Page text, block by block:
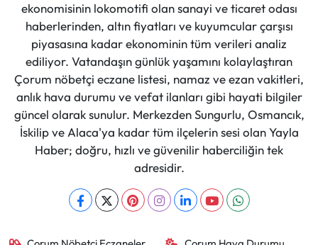
ekonomisinin lokomotifi olan sanayi ve ticaret odası
haberlerinden, altın fiyatları ve kuyumcular çarşısı
piyasasına kadar ekonominin tüm verileri analiz
ediliyor. Vatandaşın günlük yaşamını kolaylaştıran
Çorum nöbetçi eczane listesi, namaz ve ezan vakitleri,
anlık hava durumu ve vefat ilanları gibi hayati bilgiler
güncel olarak sunulur. Merkezden Sungurlu, Osmancık,
İskilip ve Alaca'ya kadar tüm ilçelerin sesi olan Yayla
Haber; doğru, hızlı ve güvenilir haberciliğin tek
adresidir.